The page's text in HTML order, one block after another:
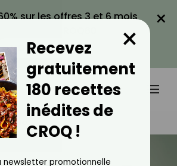
sur les offres 3 et 6 mois
VOIR LA PROMO
×
Recevez
gratuitement
180 recettes
inédites de
CROQ !
×
newsletter promotionnelle